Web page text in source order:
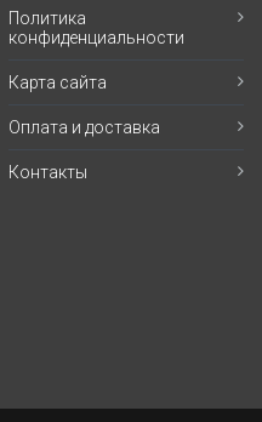
Политика
конфиденциальности
Карта сайта
Оплата и доставка
Контакты